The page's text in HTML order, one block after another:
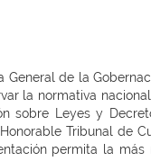
de la
la normativa
sobre Leyes y
Tribunal de
permita la